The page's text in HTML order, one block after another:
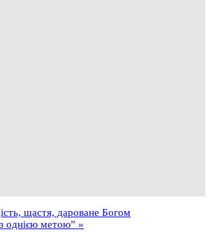
щастя, дароване Богом
однією метою” »